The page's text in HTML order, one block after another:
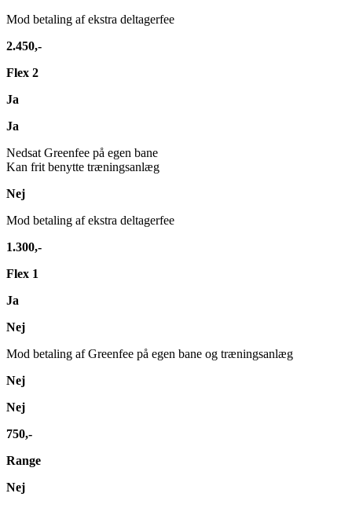
Mod betaling af ekstra deltagerfee
2.450,-
Flex 2
Ja
Ja
Nedsat Greenfee på egen bane
Kan frit benytte træningsanlæg
Nej
Mod betaling af ekstra deltagerfee
1.300,-
Flex 1
Ja
Nej
Mod betaling af Greenfee på egen bane og træningsanlæg
Nej
Nej
750,-
Range
Nej